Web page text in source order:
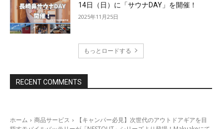
14日（日）に「サウナDAY」を開催！
2025年11月25日
もっとロードする
RECENT COMMENTS